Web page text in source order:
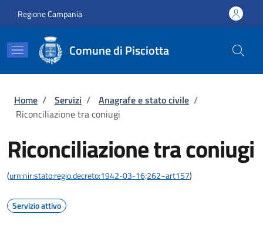
Regione Campania
Comune di Pisciotta
Briciole di pane
Home / Servizi / Anagrafe e stato civile /
Riconciliazione tra coniugi
Riconciliazione tra coniugi
(urn:nir:stato:regio.decreto:1942-03-16;262~art157)
Servizio attivo